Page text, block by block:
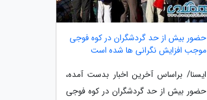
حضور بیش از حد گردشگران در کوه فوجی
موجب افزایش نگرانی ها شده است
ایسنا/ براساس آخرین اخبار بدست آمده،
حضور بیش از حد گردشگران در کوه فوجی